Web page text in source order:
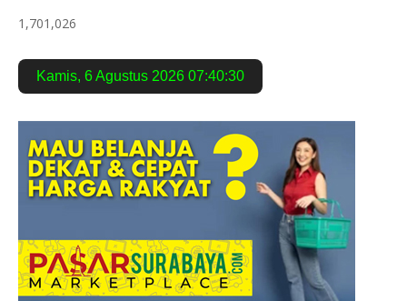
1,701,026
Kamis, 6 Agustus 2026 07:40:31